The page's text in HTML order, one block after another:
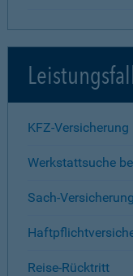
KFZ-Versicherung
Werkstattsuche
Sach-
Reise-Rücktritt